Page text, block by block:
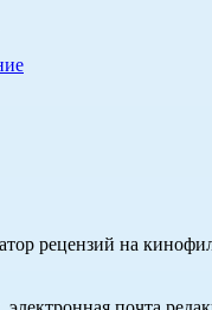
рецензий на